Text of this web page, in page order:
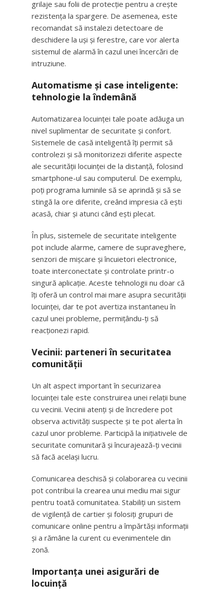
grilaje sau folii de protecție pentru a crește
rezistența la spargere. De asemenea, este
recomandat să instalezi detectoare de
deschidere la uși și ferestre, care vor alerta
sistemul de alarmă în cazul unei încercări de
intruziune.
Automatisme și case inteligente:
tehnologie la îndemână
Automatizarea locuinței tale poate adăuga un
nivel suplimentar de securitate și confort.
Sistemele de casă inteligentă îți permit să
controlezi și să monitorizezi diferite aspecte
ale securității locuinței de la distanță, folosind
smartphone-ul sau computerul. De exemplu,
poți programa luminile să se aprindă și să se
stingă la ore diferite, creând impresia că ești
acasă, chiar și atunci când ești plecat.
În plus, sistemele de securitate inteligente
pot include alarme, camere de supraveghere,
senzori de mișcare și încuietori electronice,
toate interconectate și controlate printr-o
singură aplicație. Aceste tehnologii nu doar că
îți oferă un control mai mare asupra securității
locuinței, dar te pot avertiza instantaneu în
cazul unei probleme, permițându-ți să
reacționezi rapid.
Vecinii: parteneri în securitatea
comunității
Un alt aspect important în securizarea
locuinței tale este construirea unei relații bune
cu vecinii. Vecinii atenți și de încredere pot
observa activități suspecte și te pot alerta în
cazul unor probleme. Participă la inițiativele de
securitate comunitară și încurajează-ți vecinii
să facă același lucru.
Comunicarea deschisă și colaborarea cu vecinii
pot contribui la crearea unui mediu mai sigur
pentru toată comunitatea. Stabiliți un sistem
de vigilență de cartier și folosiți grupuri de
comunicare online pentru a împărtăși informații
și a rămâne la curent cu evenimentele din
zonă.
Importanța unei asigurări de
locuință